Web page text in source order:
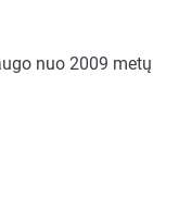
nuo 2009 metų